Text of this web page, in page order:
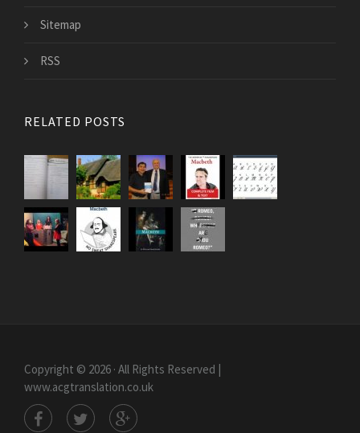
Sitemap
RSS
RELATED POSTS
Copyright © 2026 · All Rights Reserved |
www.acgtranslation.co.uk